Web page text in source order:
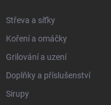
Střeva a síťky
Koření a omáčky
Grilování a uzení
Doplňky a příslušenství
Sirupy